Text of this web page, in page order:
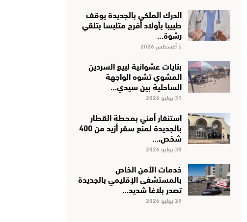
الدرك الملكي بالجديدة يوقف
طبيبا بأولاد أفرج متلبسا بتلقي
رشوة…
5 أغسطس 2026
بنايات عشوائية لبيع السردين
المشوي تشوه الواجهة
الساحلية بين سيدي…
31 يوليو 2026
استنفار أمني بمحطة القطار
بالجديدة لمنع سفر أزيد من 400
شخص،…
30 يوليو 2026
خدمات الأمن الخاص
بالمستشفى الإقليمي بالجديدة
تصدر بلاغا شديد…
29 يوليو 2026